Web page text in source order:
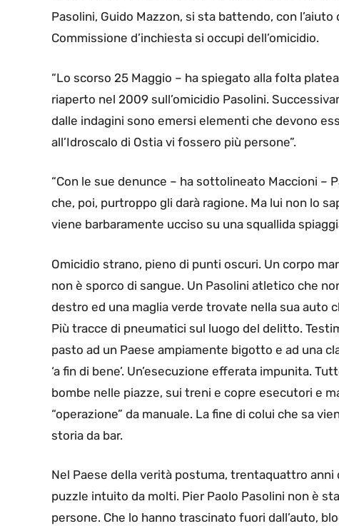
Pasolini, Guido Mazzon, si sta battendo, con
Commissione d’inchiesta si occupi dell’omicidio.
“Lo scorso 25 Maggio – ha spiegato alla folta
riaperto nel 2009 sull’omicidio Pasolini.
dalle indagini sono emersi elementi che devono
all’Idroscalo di Ostia vi fossero più persone”.
“Con le sue denunce – ha sottolineato Maccioni –
che, poi, purtroppo gli darà ragione. Ma lui non lo
viene barbaramente ucciso su una squallida
Omicidio strano, pieno di punti oscuri. Un corpo
non è sporco di sangue. Un Pasolini atletico che
destro ed una maglia verde trovate nella sua auto
Più tracce di pneumatici sul luogo del delitto.
pasto ad un Paese ampiamente bigotto e ad una
‘a fin di bene’. Un’esecuzione efferata impunita.
bombe nelle piazze, sui treni e copre esecutori e
“operazione” da manuale. La fine di colui che sa
storia da bar.
Nel Paese della verità postuma, trentaquattro
puzzle intuito da molti. Pier Paolo Pasolini non è
persone. Che lo hanno trascinato fuori dall’auto,